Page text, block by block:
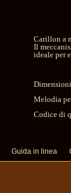
Carillon a
Il
ideale per
Melodia
Codice di
Guida in linea